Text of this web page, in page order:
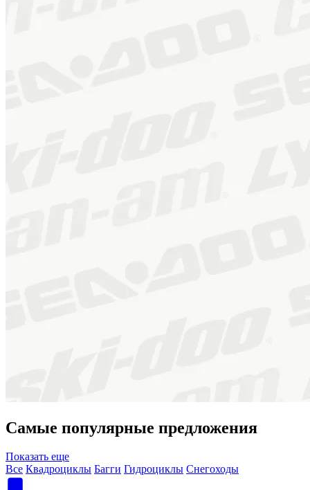
Самые популярные предложения
Показать еще
Все Квадроциклы Багги Гидроциклы Снегоходы